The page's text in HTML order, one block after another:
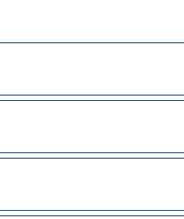
kwalifikacji do
z
oraz różnego rodzaju